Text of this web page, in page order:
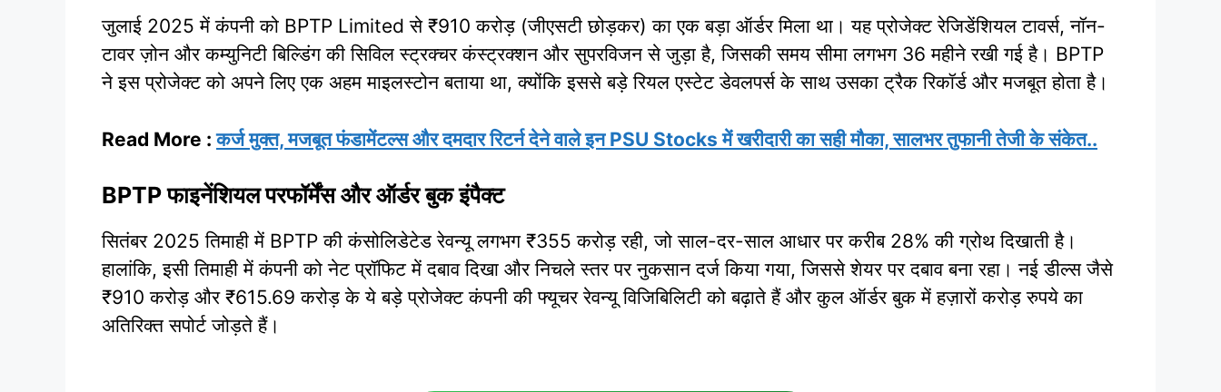
जुलाई 2025 में कंपनी को BPTP Limited से ₹910 करोड़ (जीएसटी छोड़कर) का एक बड़ा ऑर्डर मिला था। यह प्रोजेक्ट रेजिडेंशियल टावर्स, नॉन-
टावर ज़ोन और कम्युनिटी बिल्डिंग की सिविल स्ट्रक्चर कंस्ट्रक्शन और सुपरविजन से जुड़ा है, जिसकी समय सीमा लगभग 36 महीने रखी गई है। BPTP
ने इस प्रोजेक्ट को अपने लिए एक अहम माइलस्टोन बताया था, क्योंकि इससे बड़े रियल एस्टेट डेवलपर्स के साथ उसका ट्रैक रिकॉर्ड और मजबूत होता है।
Read More :कर्ज मुक्त, मजबूत फंडामेंटल्स और दमदार रिटर्न देने वाले इन PSU Stocks में खरीदारी का सही मौका, सालभर तुफानी तेजी के संकेत..
BPTP फाइनेंशियल परफॉर्मेंस और ऑर्डर बुक इंपैक्ट
सितंबर 2025 तिमाही में BPTP की कंसोलिडेटेड रेवन्यू लगभग ₹355 करोड़ रही, जो साल-दर-साल आधार पर करीब 28% की ग्रोथ दिखाती है।
हालांकि, इसी तिमाही में कंपनी को नेट प्रॉफिट में दबाव दिखा और निचले स्तर पर नुकसान दर्ज किया गया, जिससे शेयर पर दबाव बना रहा। नई डील्स जैसे
₹910 करोड़ और ₹615.69 करोड़ के ये बड़े प्रोजेक्ट कंपनी की फ्यूचर रेवन्यू विजिबिलिटी को बढ़ाते हैं और कुल ऑर्डर बुक में हज़ारों करोड़ रुपये का
अतिरिक्त सपोर्ट जोड़ते हैं।